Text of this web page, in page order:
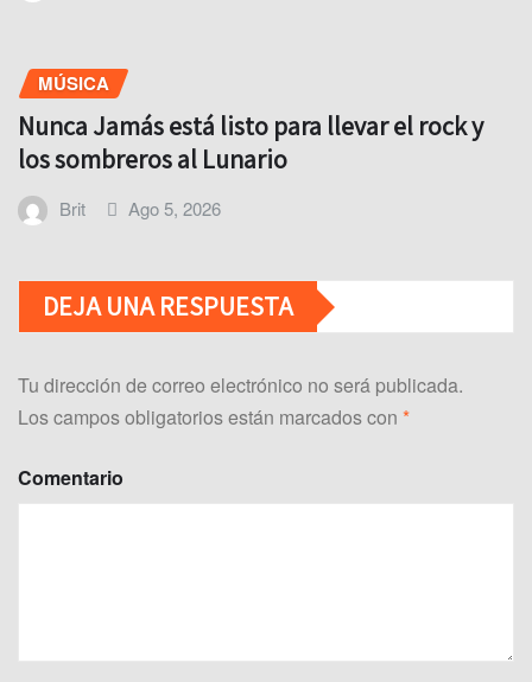
MÚSICA
Nunca Jamás está listo para llevar el rock y
los sombreros al Lunario
Brit Ago 5, 2026
DEJA UNA RESPUESTA
Tu dirección de correo electrónico no será publicada.
Los campos obligatorios están marcados con *
Comentario